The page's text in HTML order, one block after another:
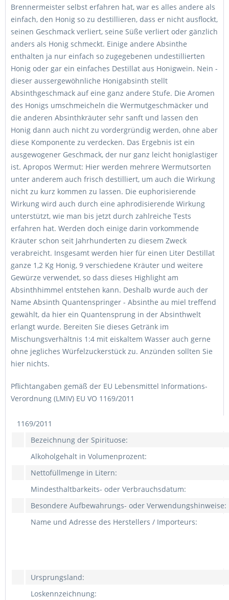
Brennermeister selbst erfahren hat, war es alles andere als
einfach, den Honig so zu destillieren, dass er nicht ausflockt,
seinen Geschmack verliert, seine Süße verliert oder gänzlich
anders als Honig schmeckt. Einige andere Absinthe
enthalten ja nur einfach so zugegebenen undestillierten
Honig oder gar ein einfaches Destillat aus Honigwein. Nein -
dieser aussergewöhnliche Honigabsinth stellt
Absinthgeschmack auf eine ganz andere Stufe. Die Aromen
des Honigs umschmeicheln die Wermutgeschmäcker und
die anderen Absinthkräuter sehr sanft und lassen den
Honig dann auch nicht zu vordergründig werden, ohne aber
diese Komponente zu verdecken. Das Ergebnis ist ein
ausgewogener Geschmack, der nur ganz leicht honiglastiger
ist. Apropos Wermut: Hier werden mehrere Wermutsorten
unter anderem auch frisch destilliert, um auch die Wirkung
nicht zu kurz kommen zu lassen. Die euphorisierende
Wirkung wird auch durch eine aphrodisierende Wirkung
unterstützt, wie man bis jetzt durch zahlreiche Tests
erfahren hat. Werden doch einige darin vorkommende
Kräuter schon seit Jahrhunderten zu diesem Zweck
verabreicht. Insgesamt werden hier für einen Liter Destillat
ganze 1,2 Kg Honig, 9 verschiedene Kräuter und weitere
Gewürze verwendet, so dass dieses Highlight am
Absinthhimmel entstehen kann. Deshalb wurde auch der
Name Absinth Quantenspringer - Absinthe au miel treffend
gewählt, da hier ein Quantensprung in der Absinthwelt
erlangt wurde. Bereiten Sie dieses Getränk im
Mischungsverhältnis 1:4 mit eiskaltem Wasser auch gerne
ohne jegliches Würfelzuckerstück zu. Anzünden sollten Sie
hier nichts.
Pflichtangaben gemäß der EU Lebensmittel Informations-
Verordnung (LMIV) EU VO 1169/2011
1169/2011
Bezeichnung der Spirituose:
Alkoholgehalt in Volumenprozent:
Nettofüllmenge in Litern:
Mindesthaltbarkeits- oder Verbrauchsdatum:
Besondere Aufbewahrungs- oder Verwendungshinweise:
Name und Adresse des Herstellers / Importeurs:
Ursprungsland:
Loskennzeichnung: